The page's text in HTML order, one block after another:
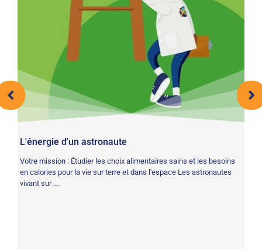
L'énergie d'un astronaute
Votre mission : Étudier les choix alimentaires sains et les besoins
en calories pour la vie sur terre et dans l'espace Les astronautes
vivant sur ...